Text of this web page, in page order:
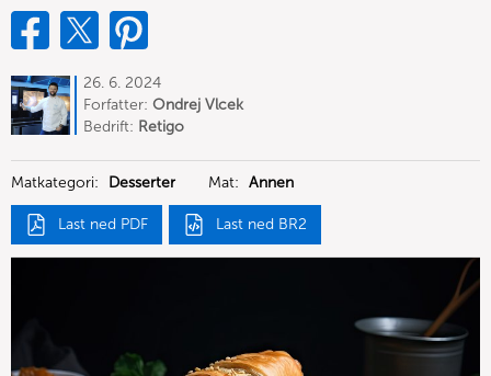
26. 6. 2024
Forfatter: Ondrej Vlcek
Bedrift: Retigo
Matkategori: Desserter Mat: Annen
Last ned PDF Last ned BR2